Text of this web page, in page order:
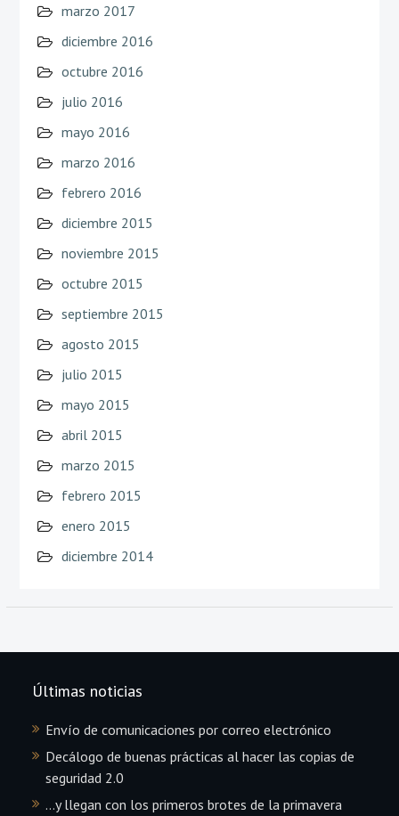
marzo 2017
diciembre 2016
octubre 2016
julio 2016
mayo 2016
marzo 2016
febrero 2016
diciembre 2015
noviembre 2015
octubre 2015
septiembre 2015
agosto 2015
julio 2015
mayo 2015
abril 2015
marzo 2015
febrero 2015
enero 2015
diciembre 2014
Últimas noticias
Envío de comunicaciones por correo electrónico
Decálogo de buenas prácticas al hacer las copias de
seguridad 2.0
…y llegan con los primeros brotes de la primavera